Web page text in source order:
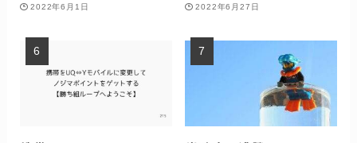
2022年6月1日 2022年6月27日